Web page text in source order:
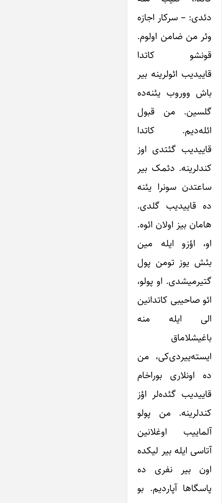
دئدی: – سرکار اجازه
وئر من ضامن اولوم.
قونشو کاتدا
قاییدیب ائولرینه بیر
باش ووروب یئنه‌ده
گلسین. من قبول
ائله‌دیم. کاتدا
قاییدیب گئتدی اوز
کندلرینه. دئمک بیر
ساعتدن سونرا یئنه
ده قاییدیب گلدی.
هامان بیز اولان ائوه.
او، اؤزو ایله مین
بئش یوز تومن پول
گتیرمیشدی. او پولو،
ائو صاحیبی کاتدانین
الی ایله منه
باغیشلاماق
ایسته‌ییردی‌کی، من
ده اونلاری بوراخام
قاییدیب گئده‌لر اؤز
کندلرینه. من پولو
آلماییب اوغلانین
آتاسی ایله بیر لیکده
اون بیر نفری ده
پاسگاها آپاردیم. بو